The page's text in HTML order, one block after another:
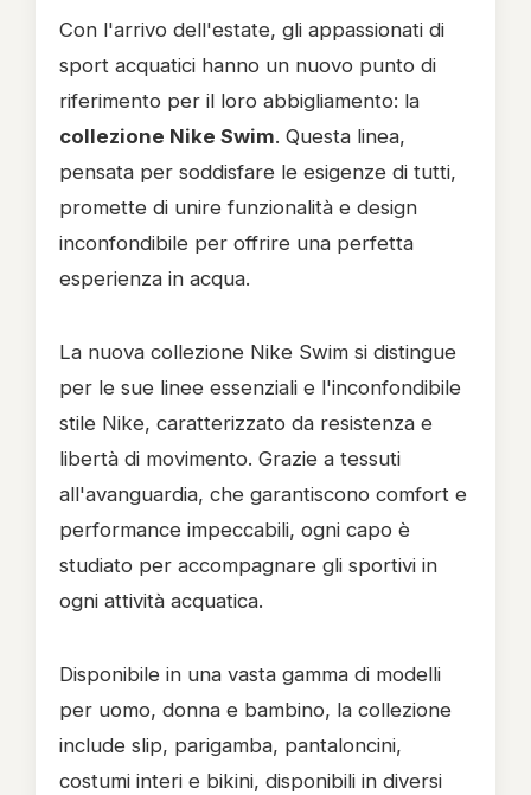
Con l'arrivo dell'estate, gli appassionati di
sport acquatici hanno un nuovo punto di
riferimento per il loro abbigliamento: la
collezione Nike Swim. Questa linea,
pensata per soddisfare le esigenze di tutti,
promette di unire funzionalità e design
inconfondibile per offrire una perfetta
esperienza in acqua.
La nuova collezione Nike Swim si distingue
per le sue linee essenziali e l'inconfondibile
stile Nike, caratterizzato da resistenza e
libertà di movimento. Grazie a tessuti
all'avanguardia, che garantiscono comfort e
performance impeccabili, ogni capo è
studiato per accompagnare gli sportivi in
ogni attività acquatica.
Disponibile in una vasta gamma di modelli
per uomo, donna e bambino, la collezione
include slip, parigamba, pantaloncini,
costumi interi e bikini, disponibili in diversi